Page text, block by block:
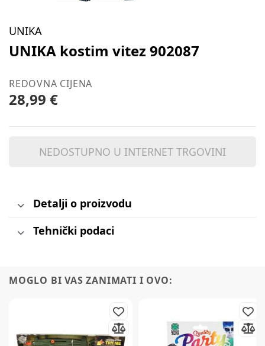
UNIKA
UNIKA kostim vitez 902087
REDOVNA CIJENA
28,99 €
NEDOSTUPNO U INTERNET TRGOVINI
Detalji o proizvodu
Tehnički podaci
MOGLO BI VAS ZANIMATI I OVO: